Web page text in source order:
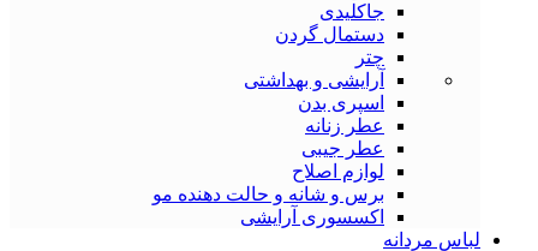
جاکلیدی
دستمال گردن
چتر
آرایشی و بهداشتی
اسپری بدن
عطر زنانه
عطر جیبی
لوازم اصلاح
برس و شانه و حالت دهنده مو
اکسسوری آرایشی
لباس مردانه